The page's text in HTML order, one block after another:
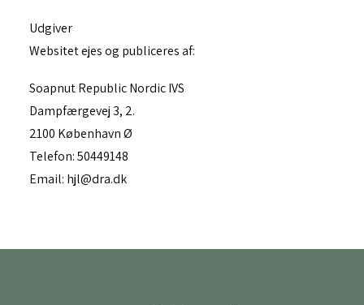
Udgiver
Websitet ejes og publiceres af:
Soapnut Republic Nordic IVS
Dampfærgevej 3, 2.
2100 København Ø
Telefon: 50449148
Email: hjl@dra.dk